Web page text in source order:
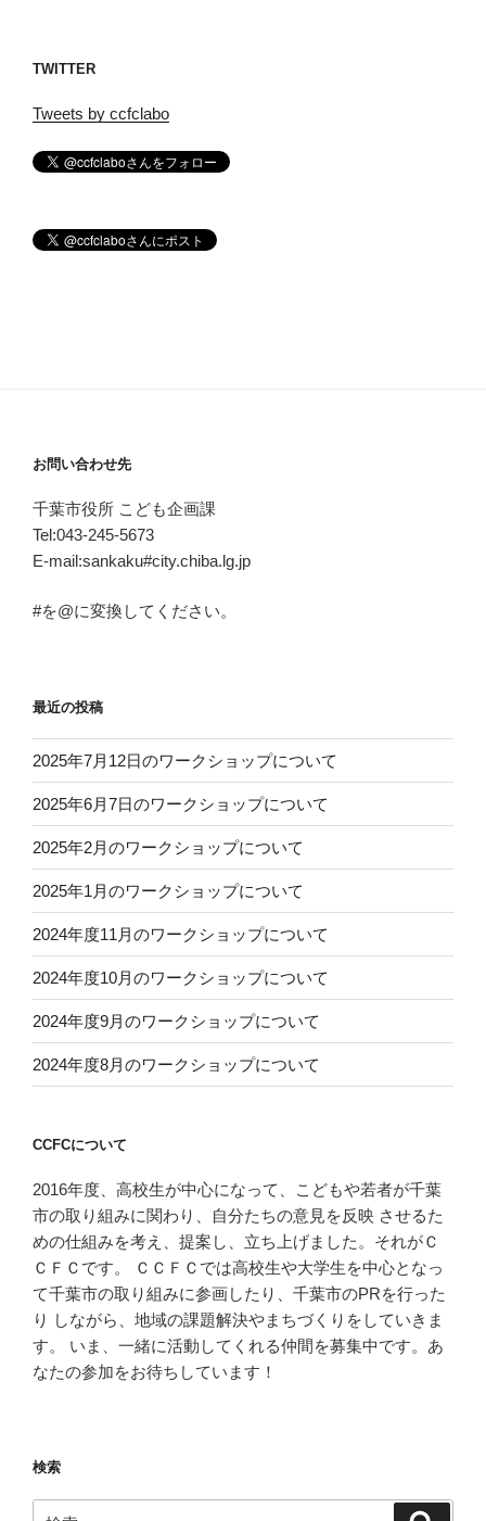
TWITTER
Tweets by ccfclabo
お問い合わせ先
千葉市役所 こども企画課
Tel:043-245-5673
E-mail:sankaku#city.chiba.lg.jp
#を@に変換してください。
最近の投稿
2025年7月12日のワークショップについて
2025年6月7日のワークショップについて
2025年2月のワークショップについて
2025年1月のワークショップについて
2024年度11月のワークショップについて
2024年度10月のワークショップについて
2024年度9月のワークショップについて
2024年度8月のワークショップについて
CCFCについて
2016年度、高校生が中心になって、こどもや若者が千葉
市の取り組みに関わり、自分たちの意見を反映 させるた
めの仕組みを考え、提案し、立ち上げました。それがＣ
ＣＦＣです。 ＣＣＦＣでは高校生や大学生を中心となっ
て千葉市の取り組みに参画したり、千葉市のPRを行った
り しながら、地域の課題解決やまちづくりをしていきま
す。 いま、一緒に活動してくれる仲間を募集中です。あ
なたの参加をお待ちしています！
検索